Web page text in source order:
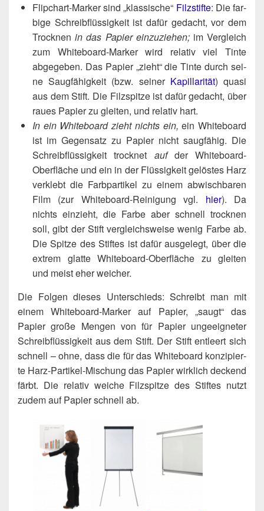
Flip­chart-Mar­ker sind „klas­si­sche“ Filz­stif­te: Die far­
bi­ge Schreib­flüs­sig­keit ist dafür gedacht, vor dem
Trock­nenin das Papier ein­zu­zie­hen; im Ver­gleich
zum White­board-Mar­ker wird rela­tiv viel Tin­te
abge­ge­ben. Das Papier „zieht“ die Tin­te durch sei­
ne Saug­fä­hig­keit (bzw. sei­ner Kapil­la­ri­tät) qua­si
aus dem Stift. Die Filz­spit­ze ist dafür gedacht, über
rau­es Papier zu glei­ten, und rela­tiv hart.
In ein White­board zieht nichts ein,ein White­board
ist im Gegen­satz zu Papier nicht saug­fä­hig. Die
Schreib­flüs­sig­keit trock­net aufder White­board-
Ober­flä­che und ein in der Flüs­sig­keit gelös­tes Harz
ver­klebt die Farb­par­ti­kel zu einem abwisch­ba­ren
Film (zur White­board-Rei­ni­gung vgl. hier). Da
nichts ein­zieht, die Far­be aber schnell trock­nen
soll, gibt der Stift ver­gleichs­wei­se wenig Far­be ab.
Die Spit­ze des Stif­tes ist dafür aus­ge­legt, über die
extrem glat­te White­board-Ober­flä­che zu glei­ten
und meist eher weicher.
Die Fol­gen die­ses Unter­schieds: Schreibt man mit
einem White­board-Mar­ker auf Papier, „saugt“ das
Papier gro­ße Men­gen von für Papier unge­eig­ne­ter
Schreib­flüs­sig­keit aus dem Stift. Der Stift ent­leert sich
schnell – ohne, dass die für das White­board kon­zi­pier­
te Harz-Par­ti­kel-Mischung das Papier wirk­lich deckend
färbt. Die rela­tiv wei­che Filz­spit­ze des Stif­tes nutzt
zudem auf Papier schnell ab.